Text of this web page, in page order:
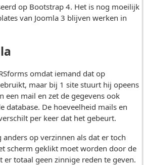
op Bootstrap 4. Het is nog moeilijk
van Joomla 3 blijven werken in
omdat iemand dat op
maar bij 1 site stuurt hij opeens
een mail en zet de gegevens ook
database. De hoeveelheid mails en
per keer dat het gebeurt.
op verzinnen als dat er toch
scherm geklikt moet worden door de
er totaal geen zinnige reden te geven.